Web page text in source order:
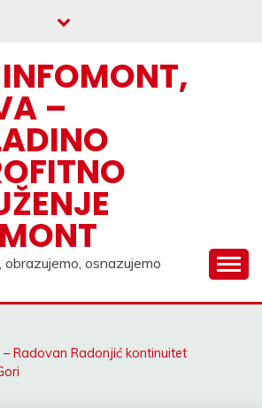
–
obrazujemo, osnazujemo
Radovan Radonjić kontinuitet